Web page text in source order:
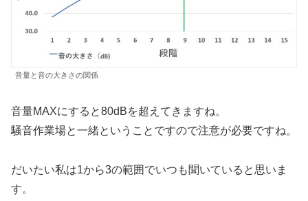
音量と音の大きさの関係
音量MAXにすると80dBを超えてきますね。
騒音作業場と一緒ということですので注意が必要ですね。
だいたい私は1から3の範囲でいつも聞いていると思いま
す。